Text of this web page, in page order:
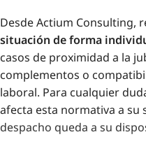
Desde Actium Consulting,
situación de forma
casos de proximidad a la
complementos o
laboral. Para cualquier
afecta esta normativa a su
despacho queda a su